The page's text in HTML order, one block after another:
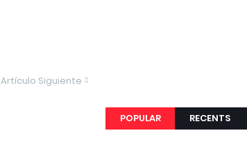
Artículo Siguiente
POPULAR RECENTS